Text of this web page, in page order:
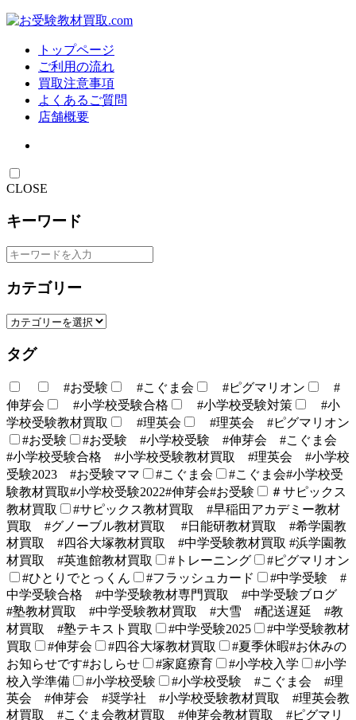
トップページ
ご利用の流れ
買取注意事項
よくあるご質問
店舗概要
CLOSE
キーワード
カテゴリー
タグ
#お受験 #こぐま会 #ピグマリオン
#
伸芽会
#小学校受験合格 #小学校受験対策
#小
学校受験教材買取
#理英会
#理英会 #ピグマリオン
#お受験
#お受験 #小学校受験 #伸芽会 #こぐま会
#小学校受験合格 #小学校受験教材買取 #理英会 #小学校
受験2023 #お受験ママ
#こぐま会
#こぐま会#小学校受
験教材買取#小学校受験2022#伸芽会#お受験
＃サピックス
教材買取
#サピックス教材買取 #早稲田アカデミー教材
買取 #グノーブル教材買取 #日能研教材買取 #希学園教
材買取 #四谷大塚教材買取 #中学受験教材買取 #浜学園教
材買取 #英進館教材買取
#トレーニング
#ピグマリオン
#ひとりでとっくん
#フラッシュカード
#中学受験 #
中学受験合格 #中学受験教材専門買取 #中学受験ブログ
#塾教材買取 #中学受験教材買取 #大雪 #配送遅延 #教
材買取 #塾テキスト買取
#中学受験2025
#中学受験教材
買取
#伸芽会 #四谷大塚教材買取
#夏季休暇#お休みの
お知らせです#おしらせ
#家庭療育 #小学校入学
#小学
校入学準備
#小学校受験
#小学校受験 #こぐま会 #理
英会 #伸芽会 #奨学社 #小学校受験教材買取 #理英会教
材買取 #こぐま会教材買取 #伸芽会教材買取 #ピグマリ